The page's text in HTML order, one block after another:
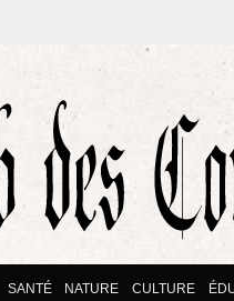
SANTÉ NATURE CULTURE